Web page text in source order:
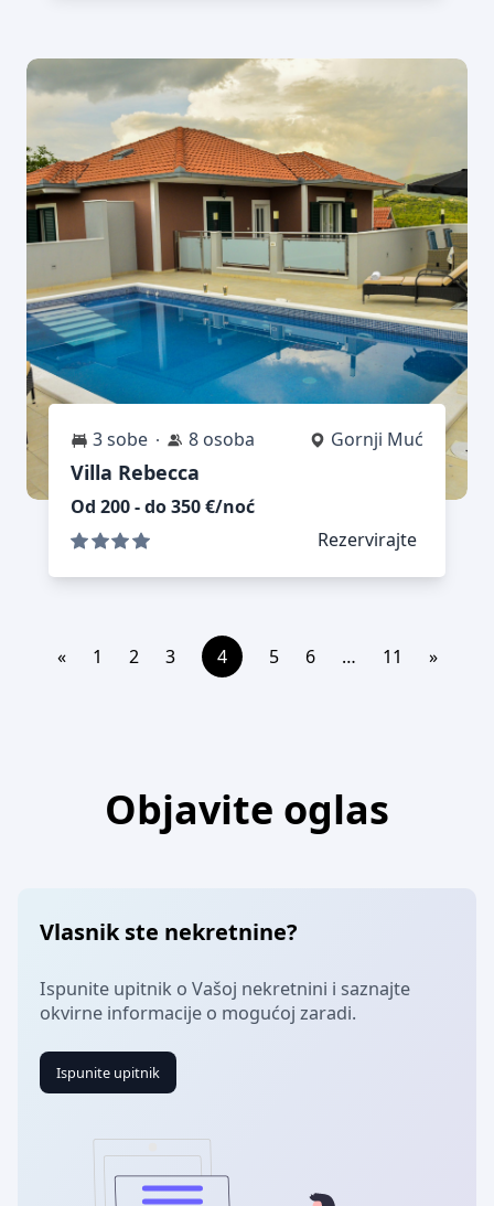
3 sobe 8 osoba Gornji Muć
Villa Rebecca
Od 200 - do 350 €/noć
Rezervirajte
« 1 2 3 4 5 6 … 11 »
Objavite oglas
Vlasnik ste nekretnine?
Ispunite upitnik o Vašoj nekretnini i saznajte
okvirne informacije o mogućoj zaradi.
Ispunite upitnik